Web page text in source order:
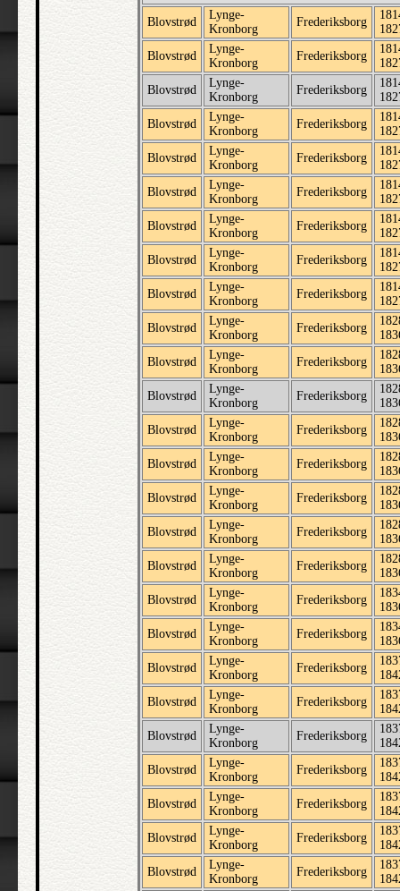
Blovstrød
Lynge-
Kronborg
Frederiksborg
Blovstrød
Lynge-
Kronborg
Frederiksborg
Blovstrød
Lynge-
Kronborg
Frederiksborg
Blovstrød
Lynge-
Kronborg
Frederiksborg
Blovstrød
Lynge-
Kronborg
Frederiksborg
Blovstrød
Lynge-
Kronborg
Frederiksborg
Blovstrød
Lynge-
Kronborg
Frederiksborg
Blovstrød
Lynge-
Kronborg
Frederiksborg
Blovstrød
Lynge-
Kronborg
Frederiksborg
Blovstrød
Lynge-
Kronborg
Frederiksborg
Blovstrød
Lynge-
Kronborg
Frederiksborg
Blovstrød
Lynge-
Kronborg
Frederiksborg
Blovstrød
Lynge-
Kronborg
Frederiksborg
Blovstrød
Lynge-
Kronborg
Frederiksborg
Blovstrød
Lynge-
Kronborg
Frederiksborg
Blovstrød
Lynge-
Kronborg
Frederiksborg
Blovstrød
Lynge-
Kronborg
Frederiksborg
Blovstrød
Lynge-
Kronborg
Frederiksborg
Blovstrød
Lynge-
Kronborg
Frederiksborg
Blovstrød
Lynge-
Kronborg
Frederiksborg
Blovstrød
Lynge-
Kronborg
Frederiksborg
Blovstrød
Lynge-
Kronborg
Frederiksborg
Blovstrød
Lynge-
Kronborg
Frederiksborg
Blovstrød
Lynge-
Kronborg
Frederiksborg
Blovstrød
Lynge-
Kronborg
Frederiksborg
Blovstrød
Lynge-
Kronborg
Frederiksborg